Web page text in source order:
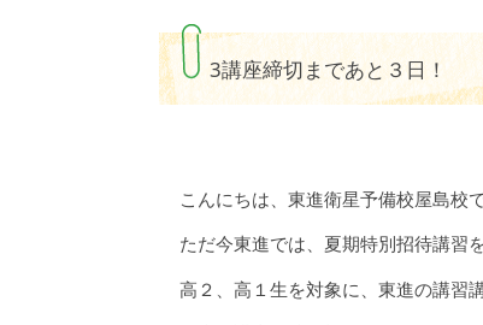
3講座締切まであと３日！
こんにちは、東進衛星予備校屋島校で
ただ今東進では、夏期特別招待講習
高２、高１生を対象に、東進の講習